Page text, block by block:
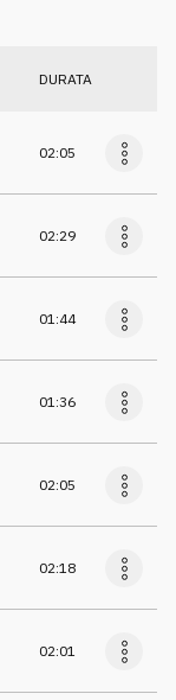
DURATA
02:05
02:29
01:44
01:36
02:05
02:18
02:01